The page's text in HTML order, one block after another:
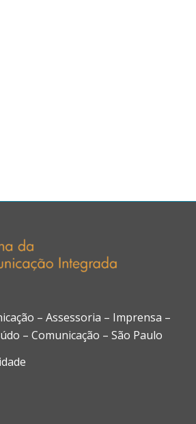
– Assessoria – Imprensa –
– Comunicação – São Paulo